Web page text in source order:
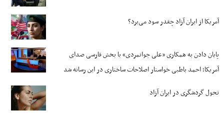
آمریکا از ایران آزاد چقدر سود می‌برد؟
پایان دادن به همکاری «علی جوانمردی» با بخش فارسی صدای
آمریکا؛ احمد باطبی خواستار اصلاحات ساختاری در این رسانه شد
تحول گردشگری در ایران آزاد